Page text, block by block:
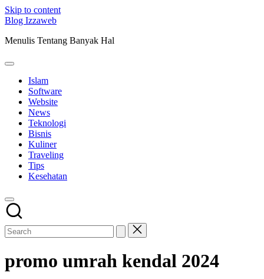
Skip to content
Blog Izzaweb
Menulis Tentang Banyak Hal
Islam
Software
Website
News
Teknologi
Bisnis
Kuliner
Traveling
Tips
Kesehatan
promo umrah kendal 2024